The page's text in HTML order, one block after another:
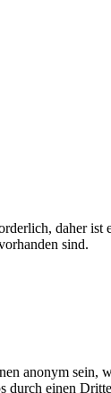
daher
sind.
anonym sein,
einen